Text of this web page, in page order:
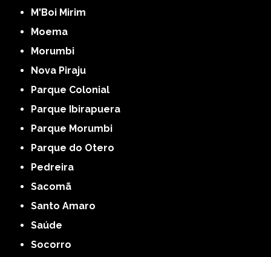
M'Boi Mirim
Moema
Morumbi
Nova Piraju
Parque Colonial
Parque Ibirapuera
Parque Morumbi
Parque do Otero
Pedreira
Sacomã
Santo Amaro
Saúde
Socorro